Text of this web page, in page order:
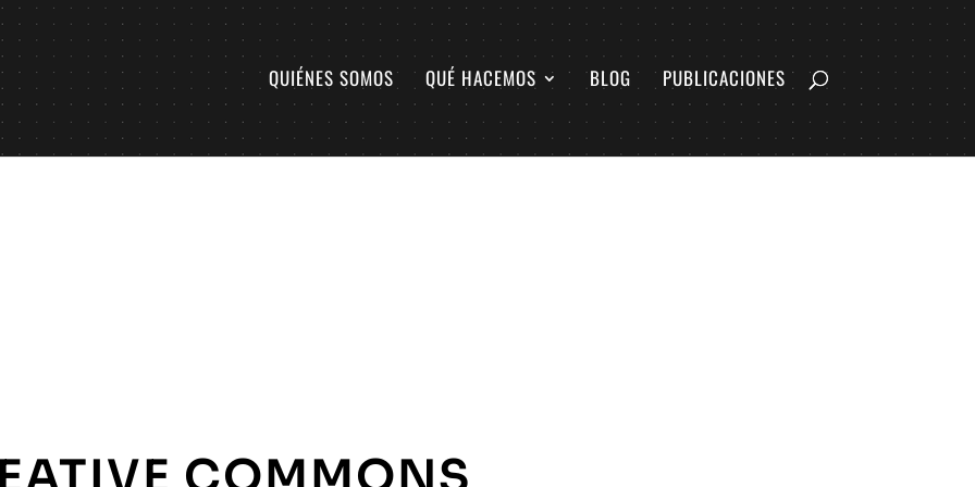
QUIÉNES SOMOS QUÉ HACEMOS BLOG PUBLICACIONES